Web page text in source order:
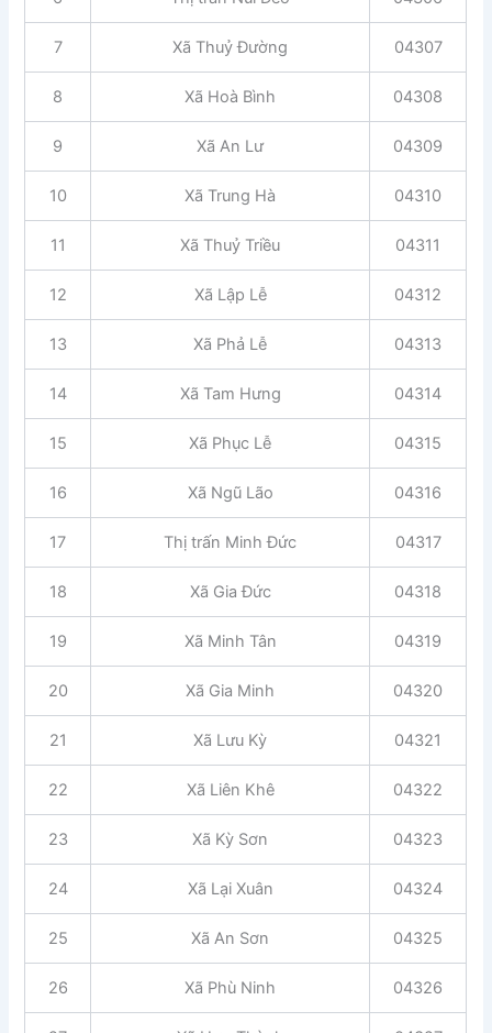
7 Xã Thuỷ Đường 04307
8 Xã Hoà Bình 04308
9 Xã An Lư 04309
10 Xã Trung Hà 04310
11 Xã Thuỷ Triều 04311
12 Xã Lập Lễ 04312
13 Xã Phả Lễ 04313
14 Xã Tam Hưng 04314
15 Xã Phục Lễ 04315
16 Xã Ngũ Lão 04316
17 Thị trấn Minh Đức 04317
18 Xã Gia Đức 04318
19 Xã Minh Tân 04319
20 Xã Gia Minh 04320
21 Xã Lưu Kỳ 04321
22 Xã Liên Khê 04322
23 Xã Kỳ Sơn 04323
24 Xã Lại Xuân 04324
25 Xã An Sơn 04325
26 Xã Phù Ninh 04326